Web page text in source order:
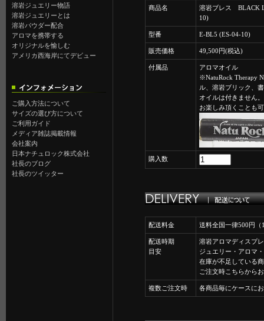
溶岩ジュエリー物語
溶岩ジュエリーとは
溶岩パウダー配合
アロマを携帯する
オリジナルを愉しむ
アメリカ西海岸にてデビュー
ご購入方法について
サイズの選び方について
ご利用ガイド
メディア雑誌掲載情報
会社案内
日本ナチュロック株式会社
社長のブログ
社長のツイッター
商品名
溶岩ブレス BLACK
10)
型番 E-BL5 (ES-04-10)
販売価格 49,500円(税込)
付属品
アロマオイル
※NatuRock Therapy
ル、溶岩ブリック、
オイルは付きません
お楽しみ頂くことも
購入数
配送料金 送料全国一律500円
配送時期
目安
溶岩アロマディスプ
ジュエリー・アロマ
在庫が不足している
ご注文時こちらから
複数ご注文時 各商品毎にケースに